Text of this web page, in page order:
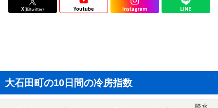
大石田町の10日間の冷房指数